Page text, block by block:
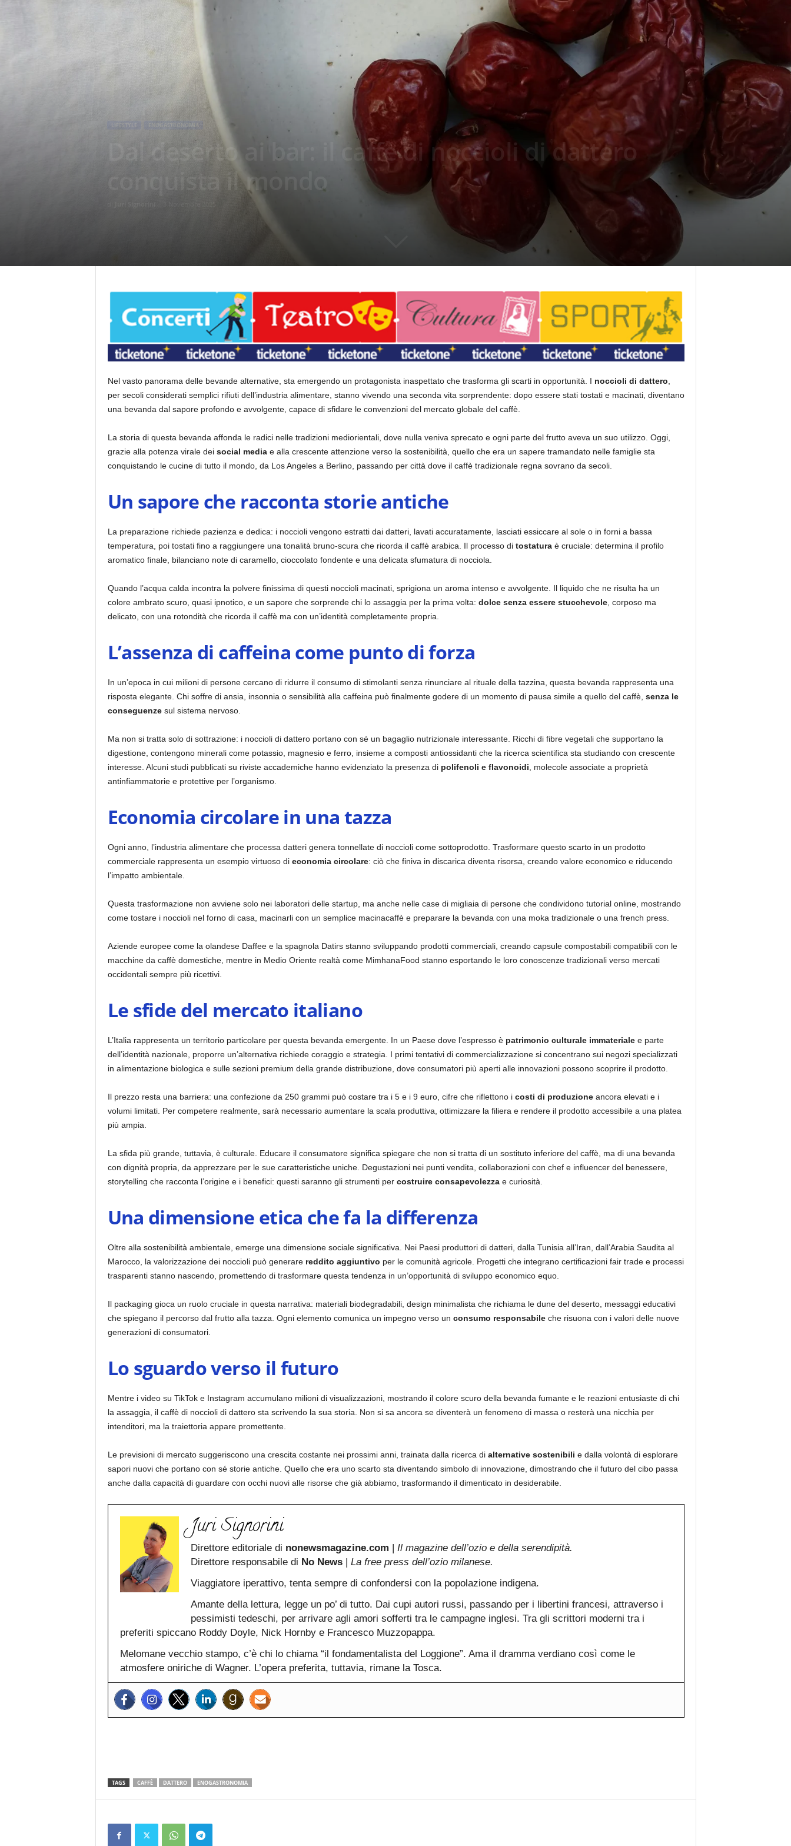
LIFESTYLE ENOGASTRONOMIA
Dal deserto ai bar: il caffè di noccioli di dattero
conquista il mondo
Nel vasto panorama delle bevande alternative, sta emergendo un protagonista inaspettato che trasforma gli scarti in opportunità. I noccioli di dattero
per secoli considerati semplici rifiuti dell’industria alimentare, stanno vivendo una seconda vita sorprendente: dopo essere stati tostati e macinati, diventano
una bevanda dal sapore profondo e avvolgente, capace di sfidare le convenzioni del mercato globale del caffè.
La storia di questa bevanda affonda le radici nelle tradizioni mediorientali, dove nulla veniva sprecato e ogni parte del frutto aveva un suo utilizzo. Oggi,
grazie alla potenza virale dei social mediae alla crescente attenzione verso la sostenibilità, quello che era un sapere tramandato nelle famiglie sta
conquistando le cucine di tutto il mondo, da Los Angeles a Berlino, passando per città dove il caffè tradizionale regna sovrano da secoli.
Un sapore che racconta storie antiche
La preparazione richiede pazienza e dedica: i noccioli vengono estratti dai datteri, lavati accuratamente, lasciati essiccare al sole o in forni a bassa
temperatura, poi tostati fino a raggiungere una tonalità bruno-scura che ricorda il caffè arabica. Il processo di tostaturaè cruciale: determina il profilo
aromatico finale, bilanciano note di caramello, cioccolato fondente e una delicata sfumatura di nocciola.
Quando l’acqua calda incontra la polvere finissima di questi noccioli macinati, sprigiona un aroma intenso e avvolgente. Il liquido che ne risulta ha un
colore ambrato scuro, quasi ipnotico, e un sapore che sorprende chi lo assaggia per la prima volta: dolce senza essere stucchevole, corposo ma
delicato, con una rotondità che ricorda il caffè ma con un’identità completamente propria.
L’assenza di caffeina come punto di forza
In un’epoca in cui milioni di persone cercano di ridurre il consumo di stimolanti senza rinunciare al rituale della tazzina, questa bevanda rappresenta una
risposta elegante. Chi soffre di ansia, insonnia o sensibilità alla caffeina può finalmente godere di un momento di pausa simile a quello del caffè, senza le
conseguenzesul sistema nervoso.
Ma non si tratta solo di sottrazione: i noccioli di dattero portano con sé un bagaglio nutrizionale interessante. Ricchi di fibre vegetali che supportano la
digestione, contengono minerali come potassio, magnesio e ferro, insieme a composti antiossidanti che la ricerca scientifica sta studiando con crescente
interesse. Alcuni studi pubblicati su riviste accademiche hanno evidenziato la presenza di polifenoli e flavonoidi , molecole associate a proprietà
antinfiammatorie e protettive per l’organismo.
Economia circolare in una tazza
Ogni anno, l’industria alimentare che processa datteri genera tonnellate di noccioli come sottoprodotto. Trasformare questo scarto in un prodotto
commerciale rappresenta un esempio virtuoso di economia circolare: ciò che finiva in discarica diventa risorsa, creando valore economico e riducendo
l’impatto ambientale.
Questa trasformazione non avviene solo nei laboratori delle startup, ma anche nelle case di migliaia di persone che condividono tutorial online, mostrando
come tostare i noccioli nel forno di casa, macinarli con un semplice macinacaffè e preparare la bevanda con una moka tradizionale o una french press.
Aziende europee come la olandese Daffee e la spagnola Datirs stanno sviluppando prodotti commerciali, creando capsule compostabili compatibili con le
macchine da caffè domestiche, mentre in Medio Oriente realtà come MimhanaFood stanno esportando le loro conoscenze tradizionali verso mercati
occidentali sempre più ricettivi.
Le sfide del mercato italiano
L’Italia rappresenta un territorio particolare per questa bevanda emergente. In un Paese dove l’espresso è patrimonio culturale immaterialee parte
dell’identità nazionale, proporre un’alternativa richiede coraggio e strategia. I primi tentativi di commercializzazione si concentrano sui negozi specializzati
in alimentazione biologica e sulle sezioni premium della grande distribuzione, dove consumatori più aperti alle innovazioni possono scoprire il prodotto.
Il prezzo resta una barriera: una confezione da 250 grammi può costare tra i 5 e i 9 euro, cifre che riflettono i costi di produzioneancora elevati e i
volumi limitati. Per competere realmente, sarà necessario aumentare la scala produttiva, ottimizzare la filiera e rendere il prodotto accessibile a una platea
più ampia.
La sfida più grande, tuttavia, è culturale. Educare il consumatore significa spiegare che non si tratta di un sostituto inferiore del caffè, ma di una bevanda
con dignità propria, da apprezzare per le sue caratteristiche uniche. Degustazioni nei punti vendita, collaborazioni con chef e influencer del benessere,
storytelling che racconta l’origine e i benefici: questi saranno gli strumenti per costruire consapevolezzae curiosità.
Una dimensione etica che fa la differenza
Oltre alla sostenibilità ambientale, emerge una dimensione sociale significativa. Nei Paesi produttori di datteri, dalla Tunisia all’Iran, dall’Arabia Saudita al
Marocco, la valorizzazione dei noccioli può generare reddito aggiuntivo per le comunità agricole. Progetti che integrano certificazioni fair trade e processi
trasparenti stanno nascendo, promettendo di trasformare questa tendenza in un’opportunità di sviluppo economico equo.
Il packaging gioca un ruolo cruciale in questa narrativa: materiali biodegradabili, design minimalista che richiama le dune del deserto, messaggi educativi
che spiegano il percorso dal frutto alla tazza. Ogni elemento comunica un impegno verso un consumo responsabileche risuona con i valori delle nuove
generazioni di consumatori.
Lo sguardo verso il futuro
Mentre i video su TikTok e Instagram accumulano milioni di visualizzazioni, mostrando il colore scuro della bevanda fumante e le reazioni entusiaste di chi
la assaggia, il caffè di noccioli di dattero sta scrivendo la sua storia. Non si sa ancora se diventerà un fenomeno di massa o resterà una nicchia per
intenditori, ma la traiettoria appare promettente.
Le previsioni di mercato suggeriscono una crescita costante nei prossimi anni, trainata dalla ricerca di alternative sostenibili e dalla volontà di esplorare
sapori nuovi che portano con sé storie antiche. Quello che era uno scarto sta diventando simbolo di innovazione, dimostrando che il futuro del cibo passa
anche dalla capacità di guardare con occhi nuovi alle risorse che già abbiamo, trasformando il dimenticato in desiderabile.
Juri Signorini
Direttore editoriale di nonewsmagazine.com | Il magazine dell’ozio e della serendipità.
Direttore responsabile di No News| La free press dell’ozio milanese.
Viaggiatore iperattivo, tenta sempre di confondersi con la popolazione indigena.
Amante della lettura, legge un po’ di tutto. Dai cupi autori russi, passando per i libertini francesi, attraverso i
pessimisti tedeschi, per arrivare agli amori sofferti tra le campagne inglesi. Tra gli scrittori moderni tra i
preferiti spiccano Roddy Doyle, Nick Hornby e Francesco Muzzopappa.
Melomane vecchio stampo, c’è chi lo chiama “il fondamentalista del Loggione”. Ama il dramma verdiano così come le
atmosfere oniriche di Wagner. L’opera preferita, tuttavia, rimane la Tosca.
TAGS CAFFÈ DATTERO ENOGASTRONOMIA